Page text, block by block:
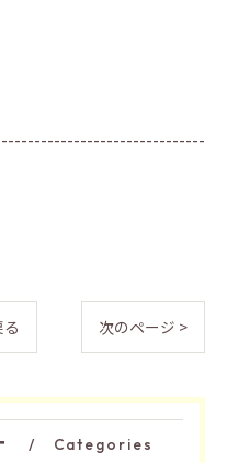
次のページ >
Categories